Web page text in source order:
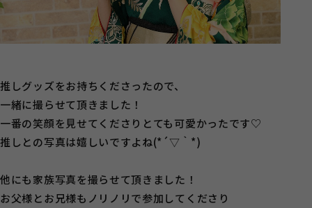
推しグッズをお持ちくださったので、
一緒に撮らせて頂きました！
一番の笑顔を見せてくださりとても可愛かったです♡
推しとの写真は嬉しいですよね(*´▽｀*)
他にも家族写真を撮らせて頂きました！
お父様とお兄様もノリノリで参加してくださり